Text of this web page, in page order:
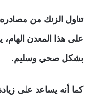
تناول الزنك من مصادره
على هذا المعدن
بشكل صحي وسليم.
كما أنه يساعد على